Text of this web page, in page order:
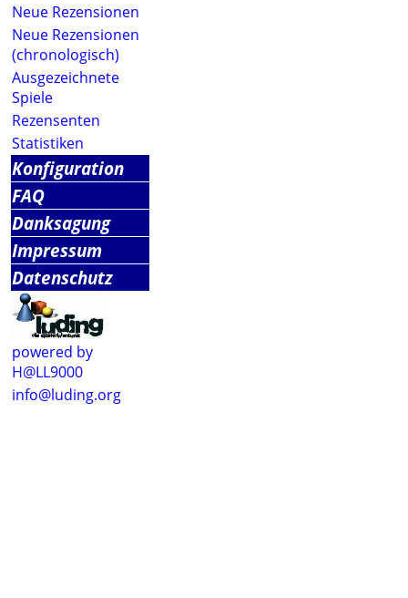
Neue Rezensionen
Neue Rezensionen
(chronologisch)
Ausgezeichnete
Spiele
Rezensenten
Statistiken
Konfiguration
FAQ
Danksagung
Impressum
Datenschutz
powered by
H@LL9000
info@luding.org